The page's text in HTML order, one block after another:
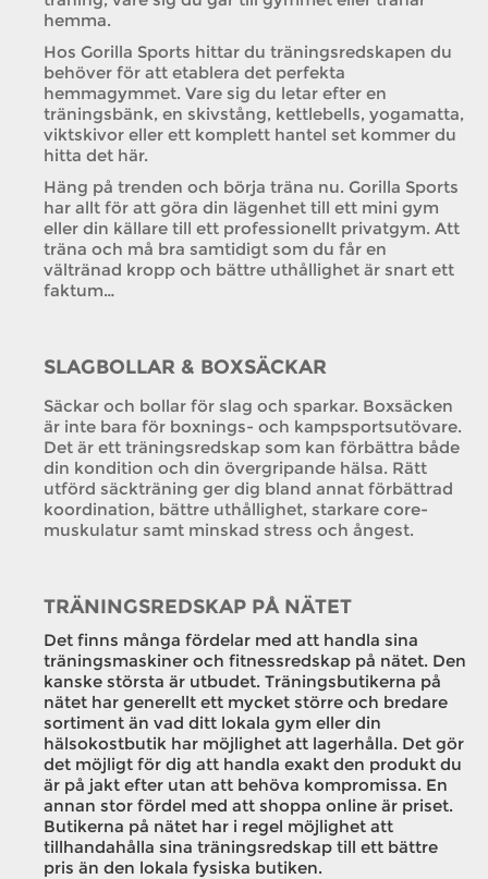
hemma.
Hos Gorilla Sports hittar du träningsredskapen du
behöver för att etablera det perfekta
hemmagymmet. Vare sig du letar efter en
träningsbänk, en skivstång, kettlebells, yogamatta,
viktskivor eller ett komplett hantel set kommer du
hitta det här.
Häng på trenden och börja träna nu. Gorilla Sports
har allt för att göra din lägenhet till ett mini gym
eller din källare till ett professionellt privatgym. Att
träna och må bra samtidigt som du får en
vältränad kropp och bättre uthållighet är snart ett
faktum…
SLAGBOLLAR & BOXSÄCKAR
Säckar och bollar för slag och sparkar. Boxsäcken
är inte bara för boxnings- och kampsportsutövare.
Det är ett träningsredskap som kan förbättra både
din kondition och din övergripande hälsa. Rätt
utförd säckträning ger dig bland annat förbättrad
koordination, bättre uthållighet, starkare core-
muskulatur samt minskad stress och ångest.
TRÄNINGSREDSKAP PÅ NÄTET
Det finns många fördelar med att handla sina
träningsmaskiner och fitnessredskap på nätet. Den
kanske största är utbudet. Träningsbutikerna på
nätet har generellt ett mycket större och bredare
sortiment än vad ditt lokala gym eller din
hälsokostbutik har möjlighet att lagerhålla. Det gör
det möjligt för dig att handla exakt den produkt du
är på jakt efter utan att behöva kompromissa. En
annan stor fördel med att shoppa online är priset.
Butikerna på nätet har i regel möjlighet att
tillhandahålla sina träningsredskap till ett bättre
pris än den lokala fysiska butiken.